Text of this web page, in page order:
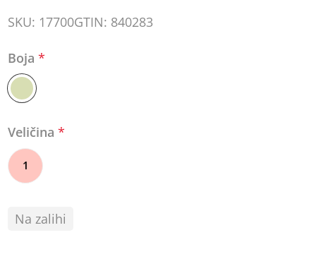
SKU: 17700GTIN: 840283
Boja*
Veličina*
1
Na zalihi